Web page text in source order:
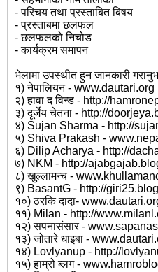
- परिचय तथा प्रस्ताबित बिषय
- प्रस्ताबमा छलफल
- छलफलको निचोड
- कार्यक्रम समापन
भेलामा उपस्थीत हुन जानकारी
१) नेपालियन - www.dautari.org
२) हावा द विन्ड - http://
३) दूर्जेय चेतना - http://
४) Sujan Sharma - http://
५) Shiva Prakash -
६) Dilip Acharya - http://
७) NKM - http://
८) खुल्लामन्च -
९) BasantG - http://
१०) ठरकि दादा-
११) Milan - http://
१२) सपनासंसार -
१३) जोतारे धाइबा -
१४) Lovlyanup - http://
१५) हाम्रो ब्लग -